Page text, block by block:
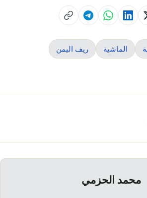
الماشية
ريف اليمن
محمد الحزمي